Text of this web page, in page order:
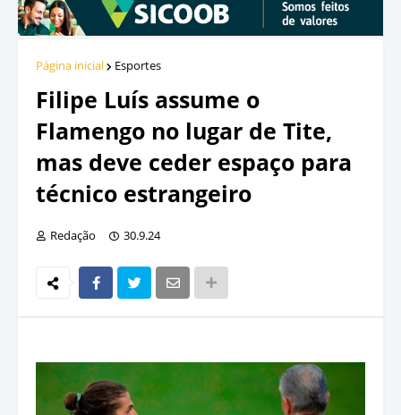
Página inicial Esportes
Filipe Luís assume o
Flamengo no lugar de Tite,
mas deve ceder espaço para
técnico estrangeiro
Redação 30.9.24